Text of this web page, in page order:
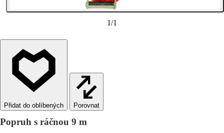
1/1
Porovnat
Popruh s ráčnou 9 m